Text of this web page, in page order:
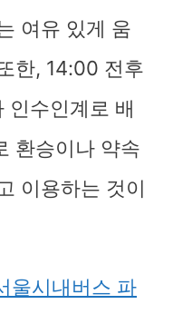
여유 있게 움
한, 14:00 전후
인수인계로 배
환승이나 약속
이용하는 것이
울시내버스 파